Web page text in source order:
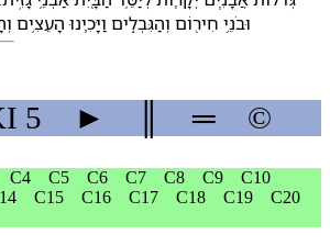
וּ⁠בֹנֵ֥י חִיר֖וֹם וְ⁠הַ⁠גִּבְלִ֑ים וַ⁠יָּכִ֛ינוּ הָ⁠עֵצִ֥ים
5 ► ═ ©
C4 C5 C6 C7 C8 C9
C10
C15 C16 C17 C18 C19
C20